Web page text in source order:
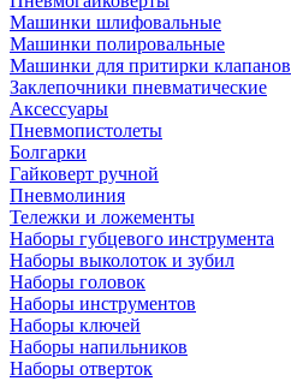
Машинки шлифовальные
Машинки полировальные
Машинки для притирки клапанов
Заклепочники пневматические
Аксессуары
Пневмопистолеты
Болгарки
Гайковерт ручной
Пневмолиния
Тележки и ложементы
Наборы губцевого инструмента
Наборы выколоток и зубил
Наборы головок
Наборы инструментов
Наборы ключей
Наборы напильников
Наборы отверток